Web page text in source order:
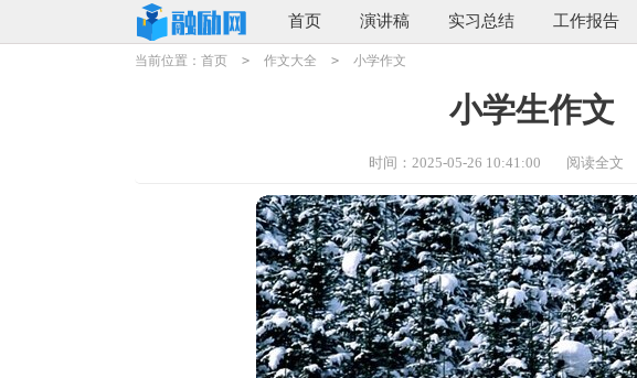
首页 演讲稿 实习总结 工作报告
当前位置： 首页 > 作文大全 > 小学作文
小学生作文
时间：2025-05-26 10:41:00 阅读全文